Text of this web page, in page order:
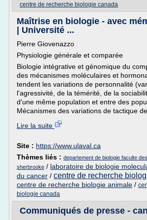
centre de recherche biologie canada
Maîtrise en biologie - avec
| Université ...
Pierre Giovenazzo
Physiologie générale et comparée
Biologie intégrative et génomique du
des mécanismes moléculaires et
tendent les variations de personnalité
l'agressivité, de la témérité, de la
d'une même population et entre des
Mécanismes des variations de tactique
Lire la suite
Site : https://www.ulaval.ca
Thèmes liés : departement de biologie faculte
sherbrooke / laboratoire de biologie
du cancer / centre de recherche
centre de recherche biologie animale /
biologie canada
Communiqués de presse -